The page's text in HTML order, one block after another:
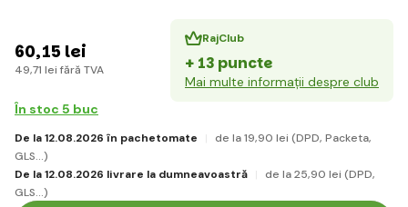
60,15 lei
49,71 lei fără TVA
RajClub
+ 13 puncte
Mai multe informații despre club
În stoc 5 buc
De la 12.08.2026 în pachetomate de la 19,90 lei (DPD, Packeta,
GLS...)
De la 12.08.2026 livrare la dumneavoastră
de la 25,90 lei (DPD,
GLS...)